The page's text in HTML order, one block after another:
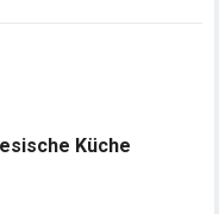
Küche